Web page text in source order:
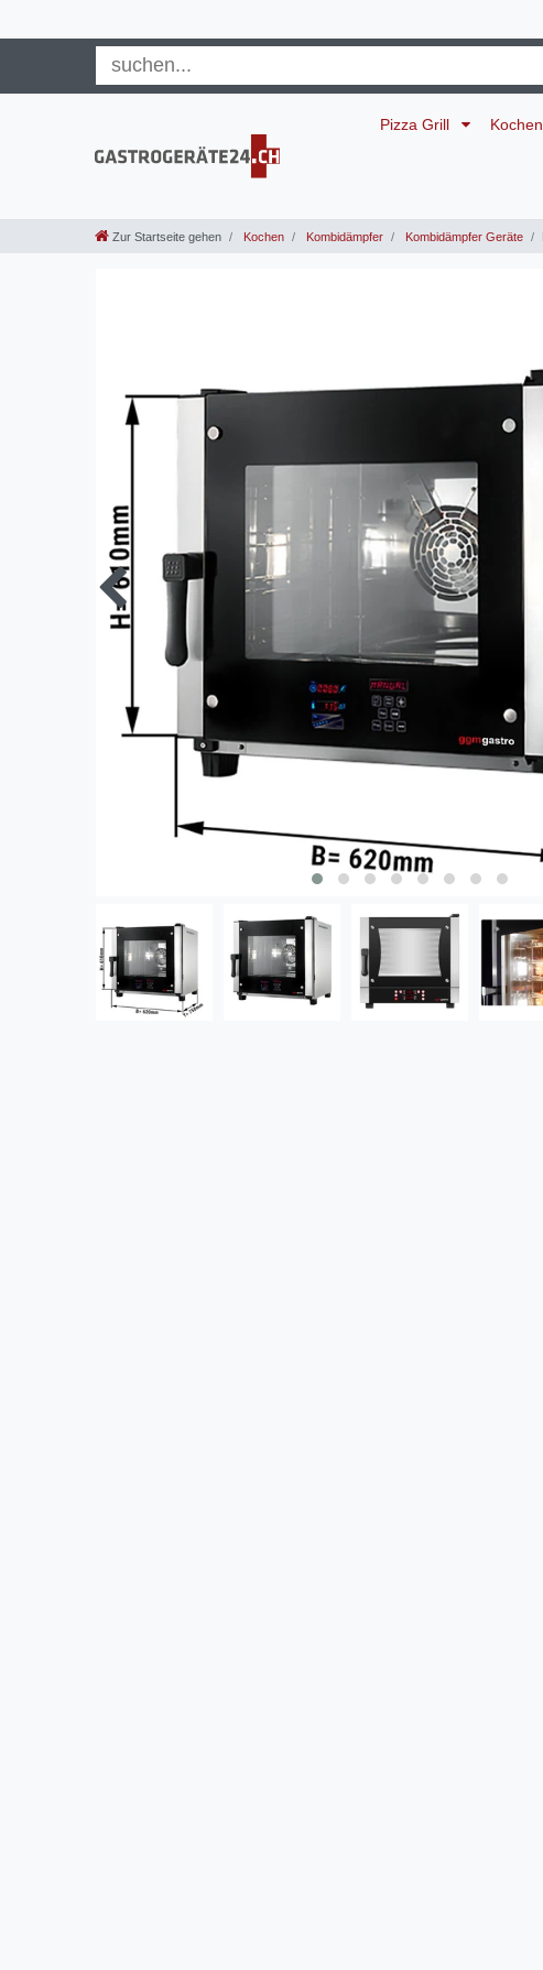
Pizza Grill Kochen
Zur Startseite gehen Kochen Kombidämpfer Kombidämpfer Geräte